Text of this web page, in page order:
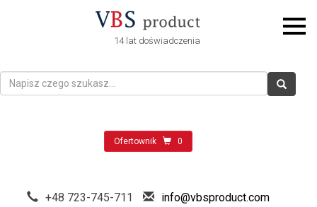
14 lat doświadczenia
Ofertownik 0
+48 723-745-711 info@vbsproduct.com